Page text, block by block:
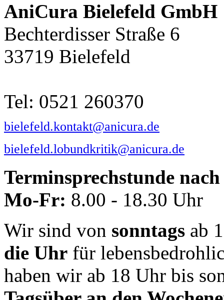
AniCura Bielefeld GmbH
Bechterdisser Straße 6
33719 Bielefeld
Tel: 0521 260370
bielefeld.kontakt@anicura.de
bielefeld.lobundkritik@anicura.de
Terminsprechstunde
Mo-Fr: 8.00 - 18.30 Uhr
Wir sind von sonntags ab
die Uhr für
haben wir ab 18 Uhr bis